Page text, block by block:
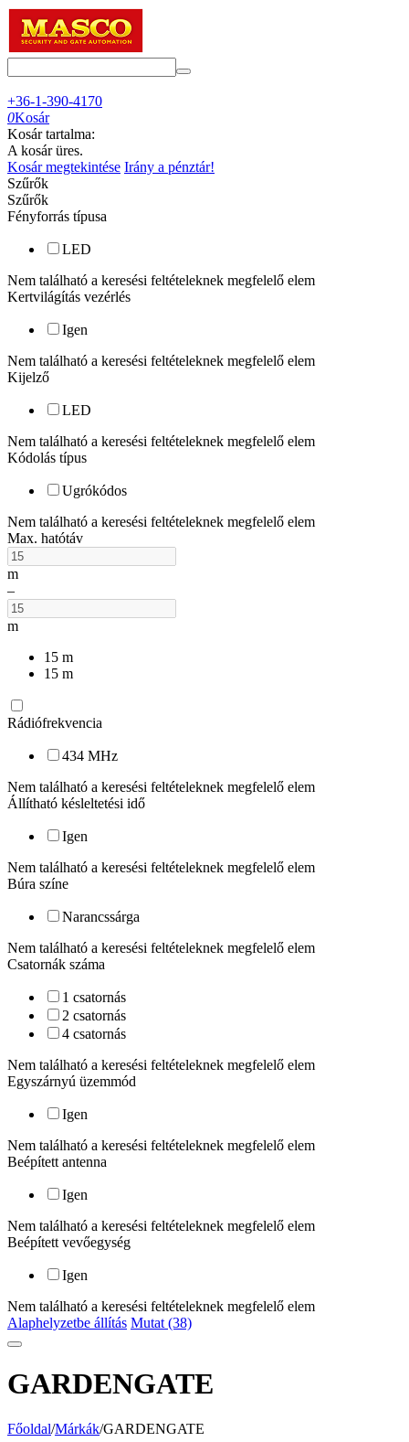
+36-1-390-4170
0Kosár
Kosár tartalma:
A kosár üres.
Kosár megtekintése Irány a pénztár!
Szűrők
Szűrők
Fényforrás típusa
LED
Nem található a keresési feltételeknek megfelelő elem
Kertvilágítás vezérlés
Igen
Nem található a keresési feltételeknek megfelelő elem
Kijelző
LED
Nem található a keresési feltételeknek megfelelő elem
Kódolás típus
Ugrókódos
Nem található a keresési feltételeknek megfelelő elem
Max. hatótáv
m
–
m
15 m
15 m
Rádiófrekvencia
434 MHz
Nem található a keresési feltételeknek megfelelő elem
Állítható késleltetési idő
Igen
Nem található a keresési feltételeknek megfelelő elem
Búra színe
Narancssárga
Nem található a keresési feltételeknek megfelelő elem
Csatornák száma
1 csatornás
2 csatornás
4 csatornás
Nem található a keresési feltételeknek megfelelő elem
Egyszárnyú üzemmód
Igen
Nem található a keresési feltételeknek megfelelő elem
Beépített antenna
Igen
Nem található a keresési feltételeknek megfelelő elem
Beépített vevőegység
Igen
Nem található a keresési feltételeknek megfelelő elem
Alaphelyzetbe állítás Mutat (38)
GARDENGATE
Főoldal/Márkák/GARDENGATE